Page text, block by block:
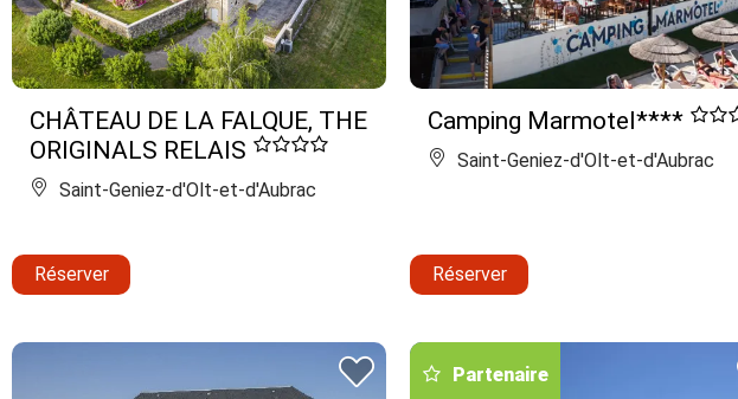
CHÂTEAU DE LA FALQUE, THE
ORIGINALS RELAIS
Saint-Geniez-d'Olt-et-d'Aubrac
Réserver
Camping Marmotel****
Saint-Geniez-d'Olt-et-d'Aubrac
Réserver
Partenaire